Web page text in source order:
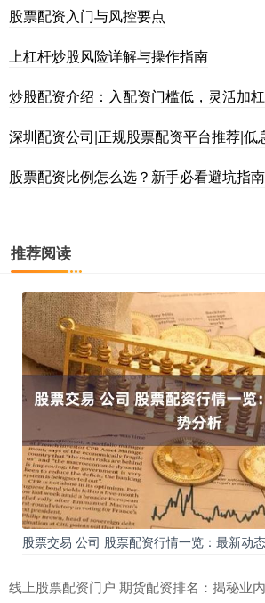
股票配资入门与风控要点
上杠杆炒股风险详解与操作指南
炒股配资介绍：入配资门槛低，灵活加
深圳配资公司|正规股票配资平台推荐|低
股票配资比例怎么选？新手必看避坑指南
推荐阅读
股票交易 公司 股票配资行情一览：最新动
线上股票配资门户 期货配资排名：揭秘业